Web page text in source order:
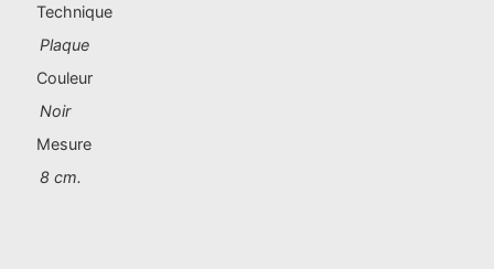
Benidorm
Burgos
Technique
Plaque
Couleur
Noir
Mesure
8 cm.